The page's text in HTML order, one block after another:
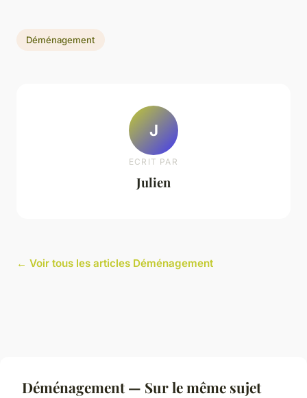
Déménagement
J
ECRIT PAR
Julien
← Voir tous les articles Déménagement
Déménagement — Sur le même sujet